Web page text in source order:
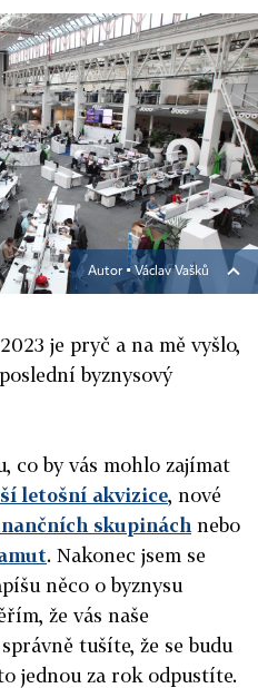
Autor ▪Václav Vašků
je pryč a na mě vyšlo,
byznysový
co by vás mohlo zajímat
letošní akvizice, nové
skupinách nebo
. Nakonec jsem se
něco o byznysu
že vás naše
tušíte, že se budu
jednou za rok odpustíte.